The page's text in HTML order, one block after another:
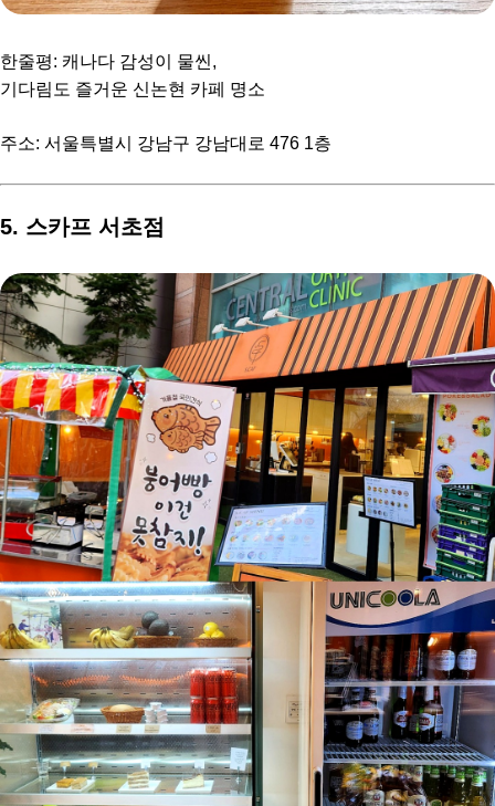
한줄평: 캐나다 감성이 물씬,
기다림도 즐거운 신논현 카페 명소
주소: 서울특별시 강남구 강남대로 476 1층
5. 스카프 서초점